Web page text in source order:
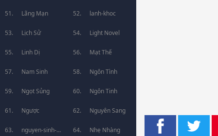
Lãng Mạn lanh-khoc
Lịch Sử Light Novel
Linh Dị Mạt Thế
Nam Sinh Ngôn Tình
Ngọt Sủng Ngôn Tinh
Ngược Nguyên Sang
nguyen-sinh- Nhẹ Nhàng